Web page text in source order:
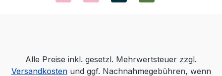
Alle Preise inkl. gesetzl. Mehrwertsteuer zzgl.
Versandkostenund ggf. Nachnahmegebühren, wenn